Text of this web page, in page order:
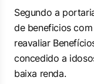
Segundo a
de beneficios
reavaliar
concedido a
baixa renda.